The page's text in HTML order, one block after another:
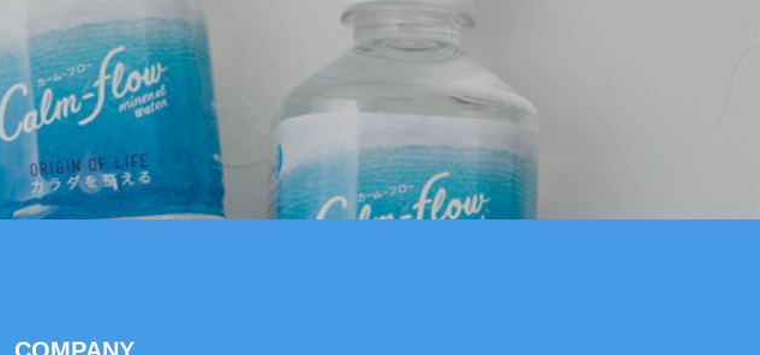
プライバシーポリシー